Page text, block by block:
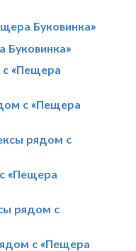
Буковинка»
Буковинка»
«Пещера
с «Пещера
рядом с
«Пещера
рядом с
с «Пещера